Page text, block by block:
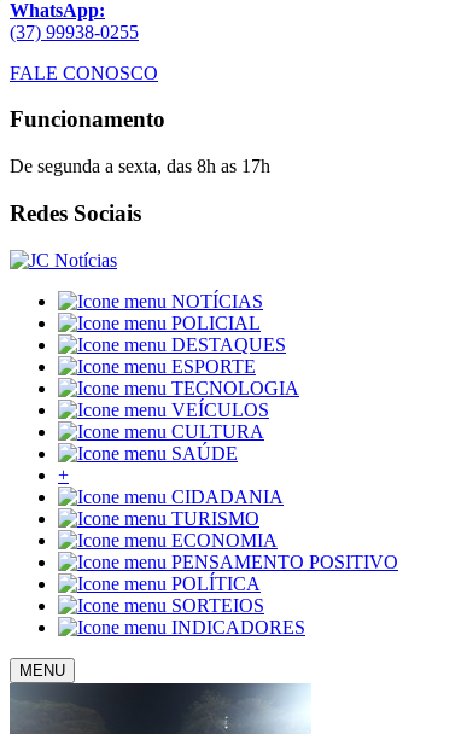
WhatsApp:
(37) 99938-0255
FALE CONOSCO
Funcionamento
De segunda a sexta, das 8h as 17h
Redes Sociais
NOTÍCIAS
POLICIAL
DESTAQUES
ESPORTE
TECNOLOGIA
VEÍCULOS
CULTURA
SAÚDE
+
CIDADANIA
TURISMO
ECONOMIA
PENSAMENTO POSITIVO
POLÍTICA
SORTEIOS
INDICADORES
MENU